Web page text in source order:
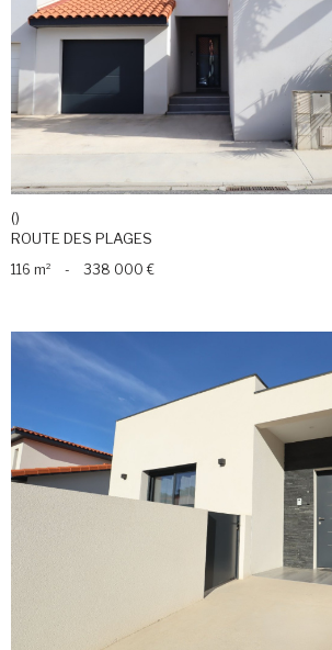
voir le
bien
()
ROUTE DES PLAGES
116 m² - 338 000 €
bien